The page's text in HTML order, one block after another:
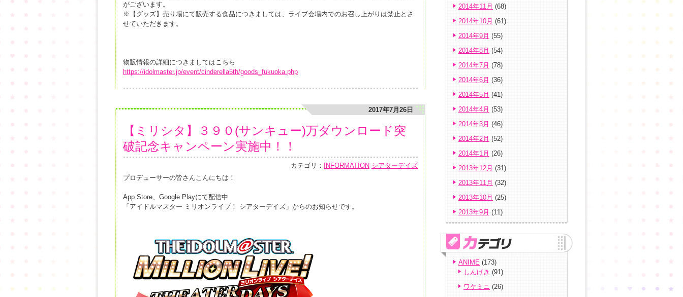
がございます。
※【グッズ】売り場にて販売する食品につきましては、ライブ会場内でのお召し上がりは禁止とさ
せていただきます。
物販情報の詳細につきましてはこちら
https://idolmaster.jp/event/cinderella5th/goods_fukuoka.php
2017年7月26日
【ミリシタ】３９０(サンキュー)万ダウンロード突
破記念キャンペーン実施中！！
カテゴリ： INFORMATION シアターデイズ
プロデューサーの皆さんこんにちは！
App Store、Google Playにて配信中
「アイドルマスター ミリオンライブ！ シアターデイズ」からのお知らせです。
2014年11月 (68)
2014年10月 (61)
2014年9月 (55)
2014年8月 (54)
2014年7月 (78)
2014年6月 (36)
2014年5月 (41)
2014年4月 (53)
2014年3月 (46)
2014年2月 (52)
2014年1月 (26)
2013年12月 (31)
2013年11月 (32)
2013年10月 (25)
2013年9月 (11)
ANIME (173)
しんげき (91)
ワケミニ (26)